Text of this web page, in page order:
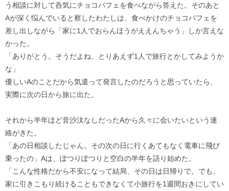
う相談に対して呑気にチョコパフェを食べながら答えた。そのあと
Aが深く悩んでいると察したわたしは、食べかけのチョコパフェを
差し出しながら「家に1人でおらんほうがええんちゃう」しか言えな
かった。
「ありがとう。そうだよね、とりあえず1人で旅行とかしてみようか
な」
優しいAのことだから気遣って発言したのだろうと思っていたら、
実際に次の日から旅に出た。
それから半年ほど音沙汰なしだったAから久々に会いたいという連
絡がきた。
「あの日相談したじゃん。その次の日に行くあてもなく電車に飛び
乗ったの」Aは、ぽつりぽつりと空白の半年を語り始めた。
「こんな性格だから不安になって結局、その日は日帰りで。でも、
家に引きこもり続けることもできなくて小旅行を1週間おきにしてい